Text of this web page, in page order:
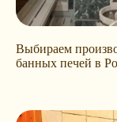
Выбираем
банных печей в